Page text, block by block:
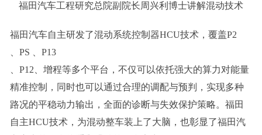
福田汽车工程研究总院副院长周兴利博士讲解混动技术
福田汽车自主研发了混动系统控制器HCU技术，覆盖P2
、PS 、P13
、P12、增程等多个平台，不仅可以依托强大的算力对能量
精准控制，同时也可以通过合理的调配与预判，实现多种
路况的平稳动力输出，全面的诊断与失效保护策略。福田
自主HCU技术，为混动整车装上了大脑，也彰显了福田汽